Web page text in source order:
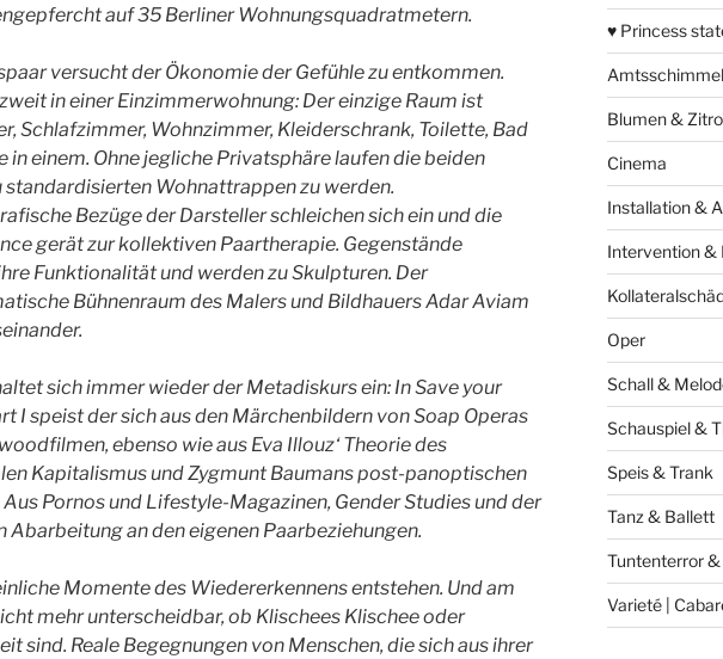
auf 35 Berliner Wohnungsquadratmetern.
versucht der Ökonomie der Gefühle zu entkommen.
in einer Einzimmerwohnung: Der einzige Raum ist
Schlafzimmer, Wohnzimmer, Kleiderschrank, Toilette, Bad
in einem. Ohne jegliche Privatsphäre laufen die beiden
standardisierten Wohnattrappen zu werden.
Bezüge der Darsteller schleichen sich ein und die
gerät zur kollektiven Paartherapie. Gegenstände
Funktionalität und werden zu Skulpturen. Der
Bühnenraum des Malers und Bildhauers Adar Aviam
sich immer wieder der Metadiskurs ein: In Save your
I speist der sich aus den Märchenbildern von Soap Operas
ebenso wie aus Eva Illouz‘ Theorie des
Kapitalismus und Zygmunt Baumans post-panoptischen
Pornos und Lifestyle-Magazinen, Gender Studies und der
Abarbeitung an den eigenen Paarbeziehungen.
Momente des Wiedererkennens entstehen. Und am
mehr unterscheidbar, ob Klischees Klischee oder
sind. Reale Begegnungen von Menschen, die sich aus ihrer
♥ Princess
Amtsschimmel
Blumen &
Cinema
Installation &
Intervention &
Oper
Schall &
Schauspiel &
Speis & Trank
Tanz & Ballett
Tuntenterror &
Varieté |